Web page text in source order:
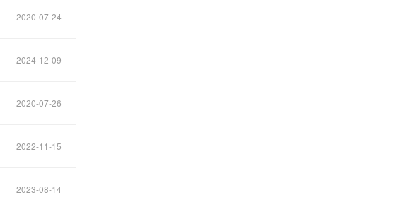
2020-07-24
2024-12-09
2020-07-26
2022-11-15
2023-08-14